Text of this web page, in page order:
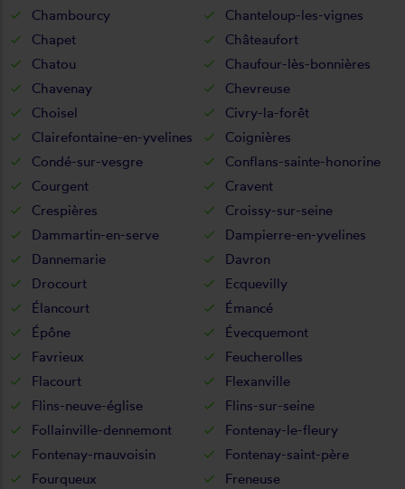
Chambourcy
Chanteloup-les-vignes
Chapet
Châteaufort
Chatou
Chaufour-lès-bonnières
Chavenay
Chevreuse
Choisel
Civry-la-forêt
Clairefontaine-en-yvelines
Coignières
Condé-sur-vesgre
Conflans-sainte-honorine
Courgent
Cravent
Crespières
Croissy-sur-seine
Dammartin-en-serve
Dampierre-en-yvelines
Dannemarie
Davron
Drocourt
Ecquevilly
Élancourt
Émancé
Épône
Évecquemont
Favrieux
Feucherolles
Flacourt
Flexanville
Flins-neuve-église
Flins-sur-seine
Follainville-dennemont
Fontenay-le-fleury
Fontenay-mauvoisin
Fontenay-saint-père
Fourqueux
Freneuse